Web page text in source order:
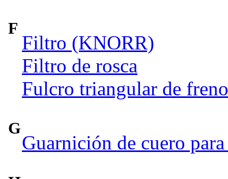
F
Filtro (KNORR)
Filtro de rosca
Fulcro triangular de freno
G
Guarnición de cuero